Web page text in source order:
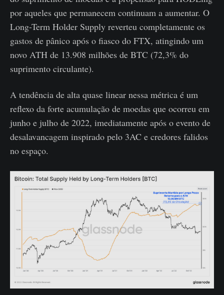
por aqueles que permanecem continuam a aumentar. O
Long-Term Holder Supply reverteu completamente os
gastos de pânico após o fiasco do FTX, atingindo um
novo ATH de 13.908 milhões de BTC (72,3% do
suprimento circulante).
A tendência de alta quase linear nessa métrica é um
reflexo da forte acumulação de moedas que ocorreu em
junho e julho de 2022, imediatamente após o evento de
desalavancagem inspirado pelo 3AC e credores falidos
no espaço.